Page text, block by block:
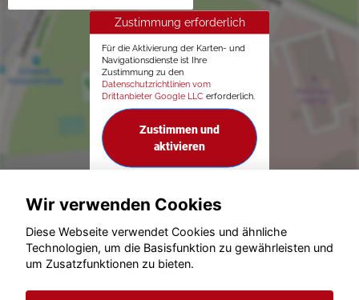
Zustimmung erforderlich
Für die Aktivierung der Karten- und
Navigationsdienste ist Ihre
Zustimmung zu den
Datenschutzrichtlinien vom
Drittanbieter Google LLC erforderlich.
Zustimmen und
aktivieren
© konjunkturmotor.de GmbH 2020 - 2026
Wir verwenden Cookies
Diese Webseite verwendet Cookies und ähnliche
Technologien, um die Basisfunktion zu gewährleisten und
um Zusatzfunktionen zu bieten.